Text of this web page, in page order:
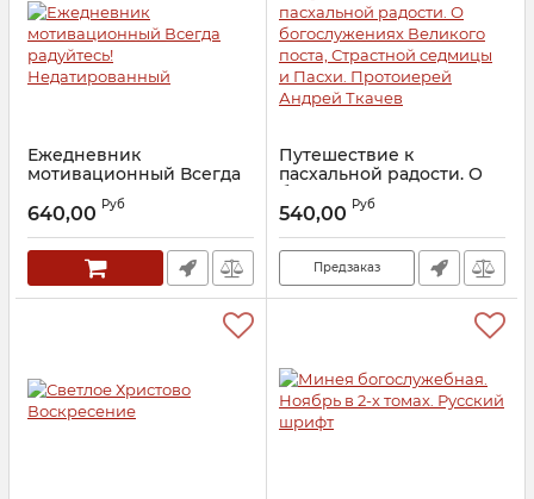
Ежедневник
мотивационный Всегда
радуйтесь!
Недатированный
Артикул: 28282
640,00 Руб
Путешествие к
пасхальной радости. О
богослужениях
Великого поста,
Пасхи. Протоиерей
Андрей Ткачев
540,00 Руб
Предзаказ